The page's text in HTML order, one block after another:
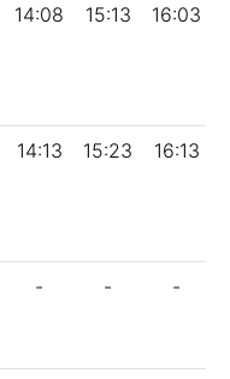
14:08 15:13 16:03
14:13 15:23 16:13
- - -